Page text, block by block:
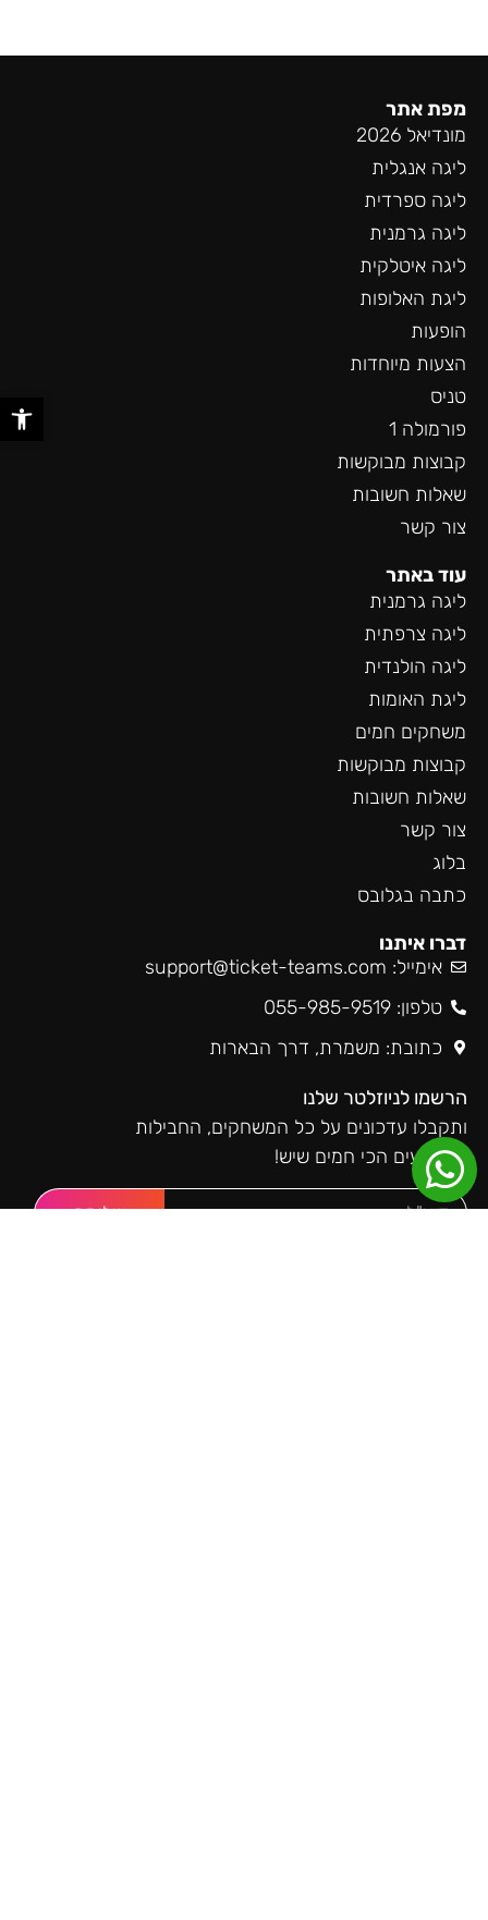
מפת אתר
מונדיאל 2026
ליגה אנגלית
ליגה ספרדית
ליגה גרמנית
ליגה איטלקית
ליגת האלופות
הופעות
הצעות מיוחדות
טניס
פורמולה 1
קבוצות מבוקשות
שאלות חשובות
צור קשר
עוד באתר
ליגה גרמנית
ליגה צרפתית
ליגה הולנדית
ליגת האומות
משחקים חמים
קבוצות מבוקשות
שאלות חשובות
צור קשר
בלוג
כתבה בגלובס
דברו איתנו
אימייל: support@ticket-teams.com
טלפון: 055-985-9519
כתובת: משמרת, דרך הבארות
הרשמו לניוזלטר שלנו
ותקבלו עדכונים על כל המשחקים, החבילות
והאירועים הכי חמים שיש!
שליחה
פתח